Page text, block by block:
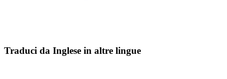
Traduci da Inglese in altre lingue